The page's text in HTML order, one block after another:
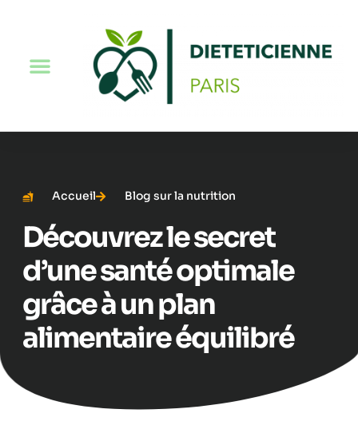
Accueil Blog sur la nutrition
Découvrez le secret
d’une santé optimale
grâce à un plan
alimentaire équilibré